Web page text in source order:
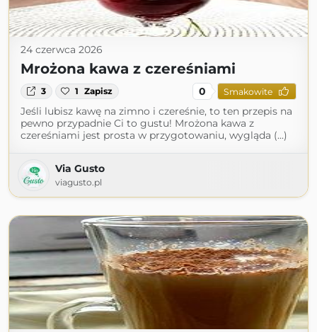
24 czerwca 2026
Mrożona kawa z czereśniami
3 1 Zapisz 0 Smakowite
Jeśli lubisz kawę na zimno i czereśnie, to ten przepis na
pewno przypadnie Ci to gustu! Mrożona kawa z
czereśniami jest prosta w przygotowaniu, wygląda (...)
Via Gusto
viagusto.pl